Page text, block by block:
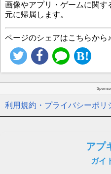
画像やアプリ・ゲームに関
元に帰属します。
ページのシェアはこちらから♪
利用規約・プライバシーポリ
アプ
ガイ